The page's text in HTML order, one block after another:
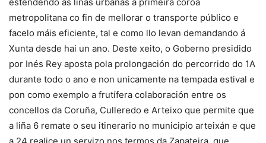
metropolitana co fin de mellorar o transporte público e
facelo máis eficiente, tal e como llo levan demandando á
Xunta desde hai un ano. Deste xeito, o Goberno presidido
por Inés Rey aposta pola prolongación do percorrido do 1A
durante todo o ano e non unicamente na tempada estival e
pon como exemplo a frutífera colaboración entre os
concellos da Coruña, Culleredo e Arteixo que permite que
a liña 6 remate o seu itinerario no municipio arteixán e que